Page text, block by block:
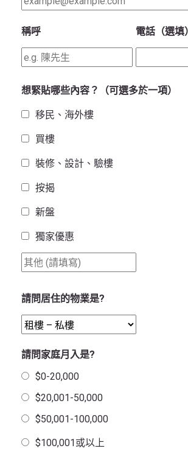
稱呼 電話（選填）
想緊貼哪些內容？（可選多於一項）
移民、海外樓
買樓
裝修、設計、驗樓
按揭
新盤
獨家優惠
請問居住的物業是?
請問家庭月入是?
$0-20,000
$20,001-50,000
$50,001-100,000
$100,001或以上